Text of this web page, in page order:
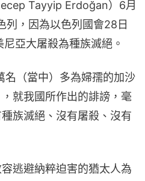
Tayyip Erdoğan）6月
列，因為以色列國會28日
亞大屠殺為種族滅絕。
名（當中）多為婦孺的加沙
就我國所作出的誹謗，毫
族滅絕、沒有屠殺、沒有
逃避納粹迫害的猶太人為